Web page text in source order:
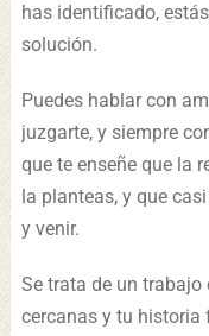
has identificado,
solución.
Puedes hablar con
juzgarte, y siempre
que te enseñe que la
la planteas, y que
y venir.
Se trata de un
cercanas y tu historia